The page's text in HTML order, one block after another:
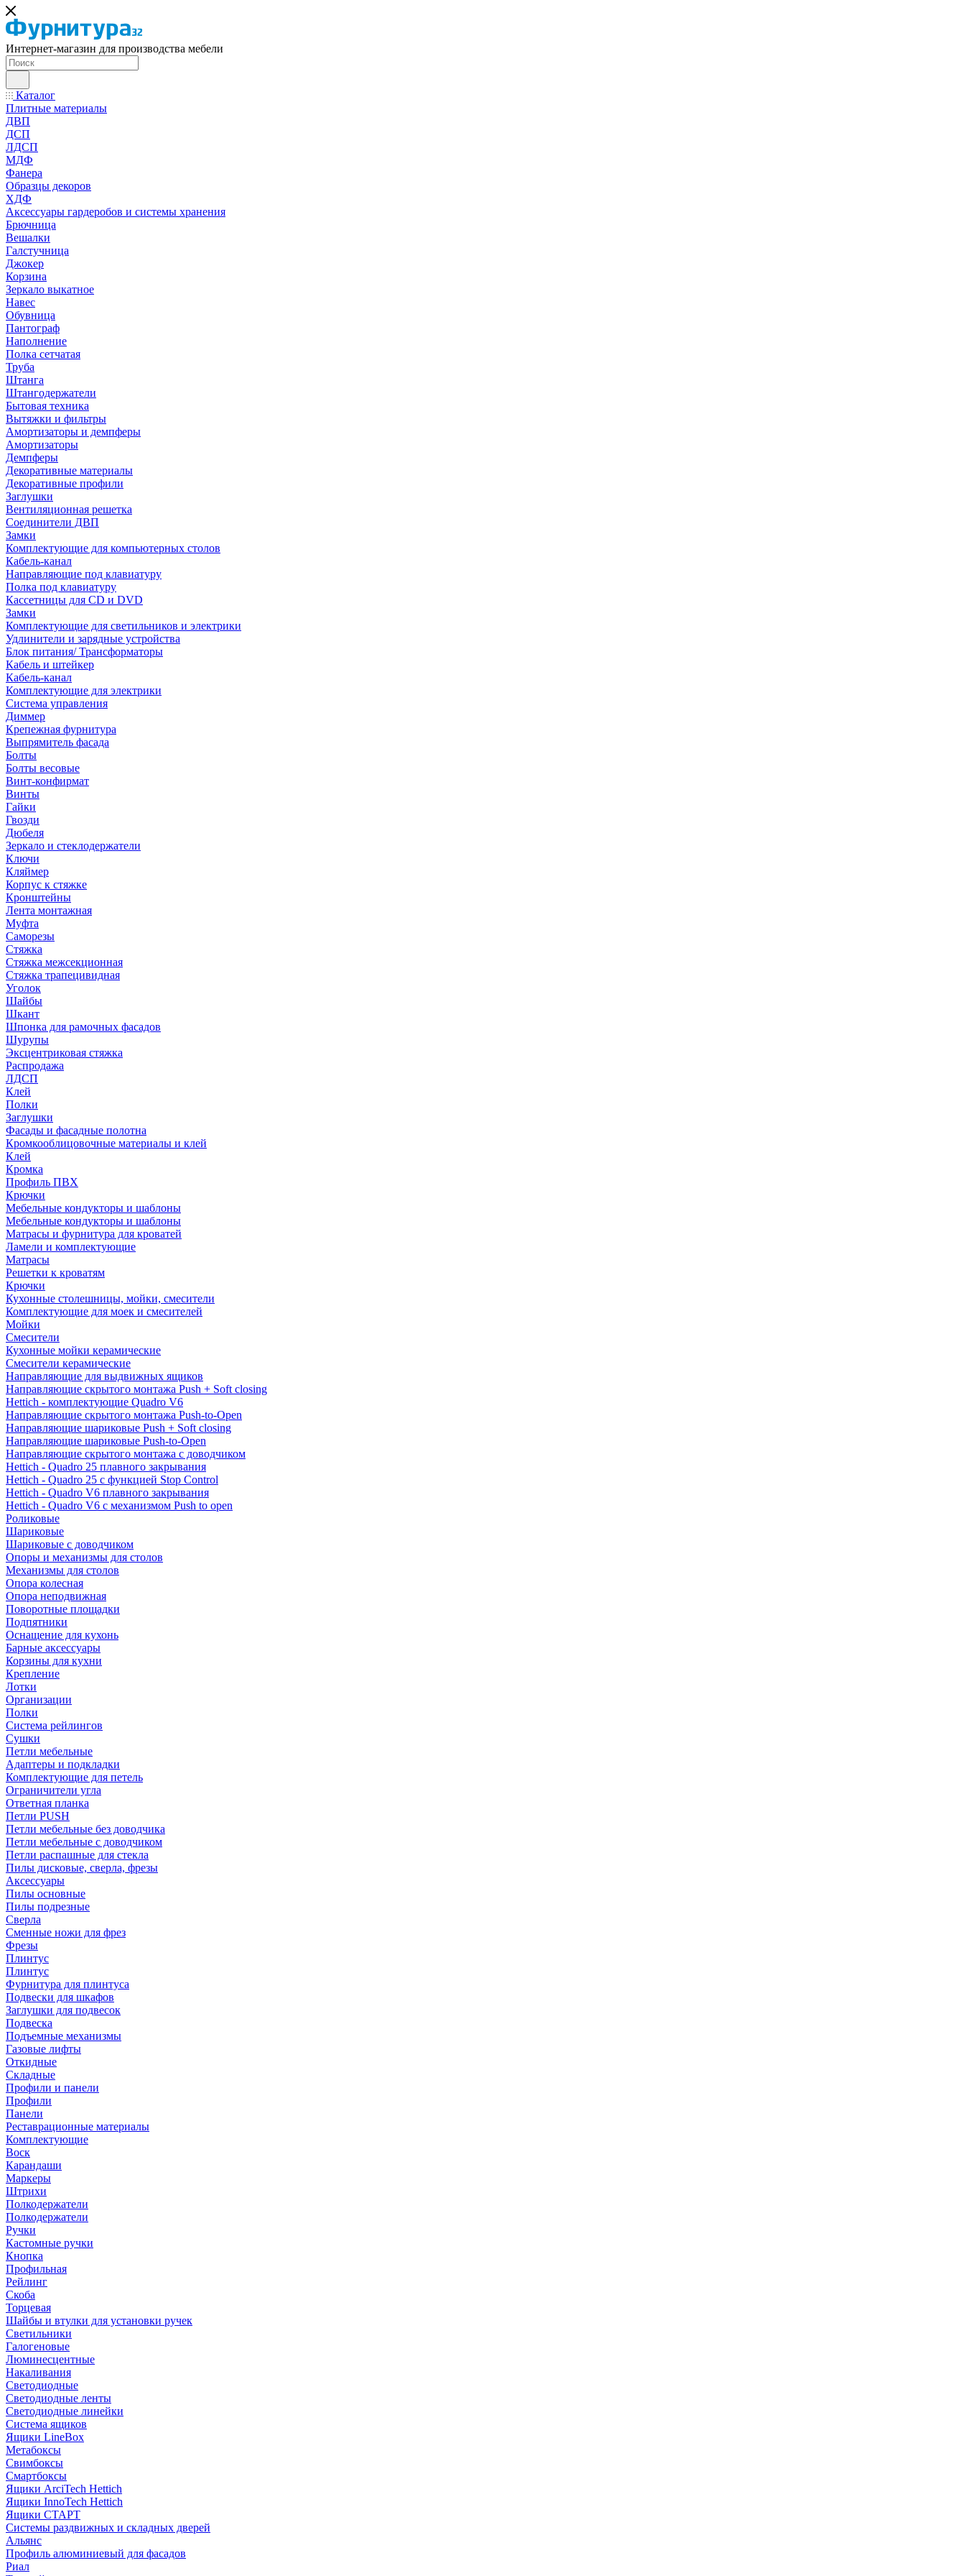
Интернет-магазин для производства мебели
Каталог
Плитные материалы
ДВП
ДСП
ЛДСП
МДФ
Фанера
Образцы декоров
ХДФ
Аксессуары гардеробов и системы хранения
Брючница
Вешалки
Галстучница
Джокер
Корзина
Зеркало выкатное
Навес
Обувница
Пантограф
Наполнение
Полка сетчатая
Труба
Штанга
Штангодержатели
Бытовая техника
Вытяжки и фильтры
Амортизаторы и демпферы
Амортизаторы
Демпферы
Декоративные материалы
Декоративные профили
Заглушки
Вентиляционная решетка
Соединители ДВП
Замки
Комплектующие для компьютерных столов
Кабель-канал
Направляющие под клавиатуру
Полка под клавиатуру
Кассетницы для CD и DVD
Замки
Комплектующие для светильников и электрики
Удлинители и зарядные устройства
Блок питания/ Трансформаторы
Кабель и штейкер
Кабель-канал
Комплектующие для электрики
Система управления
Диммер
Крепежная фурнитура
Выпрямитель фасада
Болты
Болты весовые
Винт-конфирмат
Винты
Гайки
Гвозди
Дюбеля
Зеркало и стеклодержатели
Ключи
Кляймер
Корпус к стяжке
Кронштейны
Лента монтажная
Муфта
Саморезы
Стяжка
Стяжка межсекционная
Стяжка трапецивидная
Уголок
Шайбы
Шкант
Шпонка для рамочных фасадов
Шурупы
Эксцентриковая стяжка
Распродажа
ЛДСП
Клей
Полки
Заглушки
Фасады и фасадные полотна
Кромкооблицовочные материалы и клей
Клей
Кромка
Профиль ПВХ
Крючки
Мебельные кондукторы и шаблоны
Мебельные кондукторы и шаблоны
Матрасы и фурнитура для кроватей
Ламели и комплектующие
Матрасы
Решетки к кроватям
Крючки
Кухонные столешницы, мойки, смесители
Комплектующие для моек и смесителей
Мойки
Смесители
Кухонные мойки керамические
Смесители керамические
Направляющие для выдвижных ящиков
Направляющие скрытого монтажа Push + Soft closing
Hettich - комплектующие Quadro V6
Направляющие скрытого монтажа Push-to-Open
Направляющие шариковые Push + Soft closing
Направляющие шариковые Push-to-Open
Направляющие скрытого монтажа с доводчиком
Hettich - Quadro 25 плавного закрывания
Hettich - Quadro 25 с функцией Stop Control
Hettich - Quadro V6 плавного закрывания
Hettich - Quadro V6 с механизмом Push to open
Роликовые
Шариковые
Шариковые с доводчиком
Опоры и механизмы для столов
Механизмы для столов
Опора колесная
Опора неподвижная
Поворотные площадки
Подпятники
Оснащение для кухонь
Барные аксессуары
Корзины для кухни
Крепление
Лотки
Организации
Полки
Система рейлингов
Сушки
Петли мебельные
Адаптеры и подкладки
Комплектующие для петель
Ограничители угла
Ответная планка
Петли PUSH
Петли мебельные без доводчика
Петли мебельные с доводчиком
Петли распашные для стекла
Пилы дисковые, сверла, фрезы
Аксессуары
Пилы основные
Пилы подрезные
Сверла
Сменные ножи для фрез
Фрезы
Плинтус
Плинтус
Фурнитура для плинтуса
Подвески для шкафов
Заглушки для подвесок
Подвеска
Подъемные механизмы
Газовые лифты
Откидные
Складные
Профили и панели
Профили
Панели
Реставрационные материалы
Комплектующие
Воск
Карандаши
Маркеры
Штрихи
Полкодержатели
Полкодержатели
Ручки
Кастомные ручки
Кнопка
Профильная
Рейлинг
Скоба
Торцевая
Шайбы и втулки для установки ручек
Светильники
Галогеновые
Люминесцентные
Накаливания
Светодиодные
Светодиодные ленты
Светодиодные линейки
Система ящиков
Ящики LineBox
Метабоксы
Свимбоксы
Смартбоксы
Ящики ArciTech Hettich
Ящики InnoTech Hettich
Ящики СТАРТ
Системы раздвижных и складных дверей
Альянс
Профиль алюминиевый для фасадов
Риал